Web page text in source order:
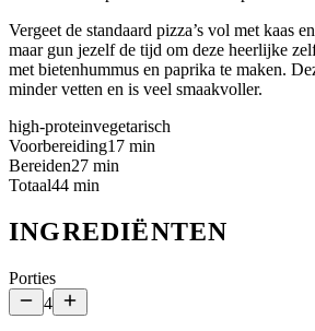
Vergeet de standaard pizza’s vol met kaas
maar gun jezelf de tijd om deze heerlijke
met bietenhummus en paprika te maken.
minder vetten en is veel smaakvoller.
high-proteinvegetarisch
Voorbereiding17 min
Bereiden27 min
Totaal44 min
INGREDIËNTEN
Porties
4